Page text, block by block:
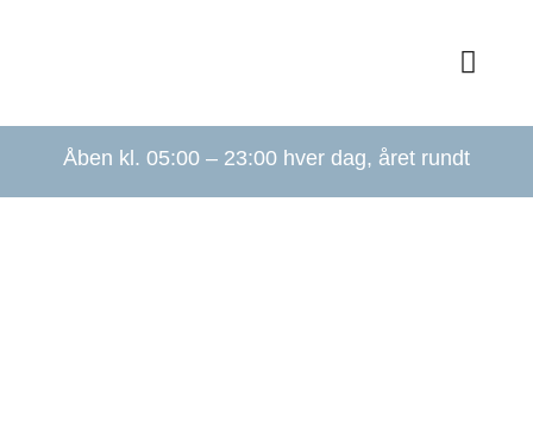
Åben kl. 05:00 – 23:00 hver dag, året rundt